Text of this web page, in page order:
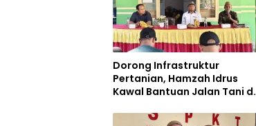
Dorong Infrastruktur
Pertanian, Hamzah Idrus
Kawal Bantuan Jalan Tani di